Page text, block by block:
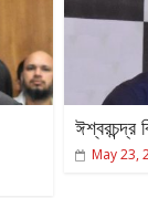
ঈশ্বরচন্দ্র
May 23,